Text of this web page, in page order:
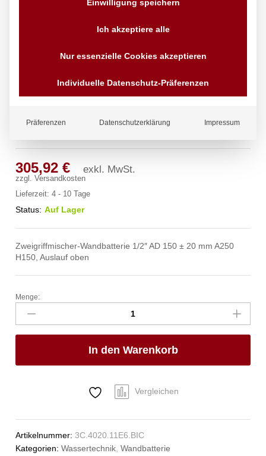
classic Wandbatterie 1/2″
305,92€ exkl. MwSt.
zzgl.Versandkosten
Lieferzeit:4 - 10 Tage
Status: Auf Lager
Zweigriffmischer-Wandbatterie 1/2″ AD 150 ± 20 mm A250
H150, Auslauf oben
classic
Wandbatterie
1/2"
Anzahl
Menge:
In den Warenkorb
Vergleichen
Artikelnummer:3C.4020.11E6.BIC
Kategorien:Wassertechnik,Wandbatterie
Einwilligung speichern
Ich akzeptiere alle
Nur essenzielle Cookies akzeptieren
Individuelle Datenschutz-Präferenzen
Präferenzen Datenschutzerklärung Impressum